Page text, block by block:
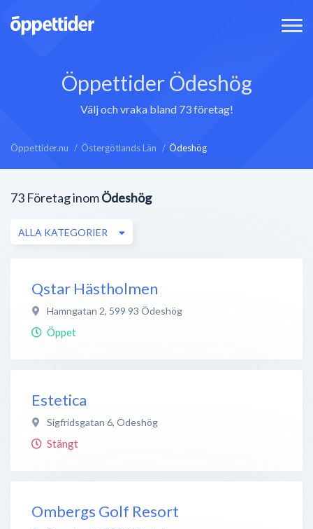
Öppettider Ödeshög
Välj och vraka bland 73 företag!
Öppettider.nu Östergötlands Län Ödeshög
73 Företag inomÖdeshög
ALLA KATEGORIER
Qstar Hästholmen
Hamngatan 2, 599 93 Ödeshög
Öppet
Estetica
Sigfridsgatan 6, Ödeshög
Stängt
Ombergs Golf Resort